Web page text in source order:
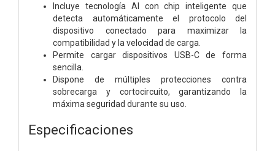
Incluye tecnología AI con chip inteligente que
detecta automáticamente el protocolo del
dispositivo conectado para maximizar la
compatibilidad y la velocidad de carga.
Permite cargar dispositivos USB-C de forma
sencilla.
Dispone de múltiples protecciones contra
sobrecarga y cortocircuito, garantizando la
máxima seguridad durante su uso.
Especificaciones